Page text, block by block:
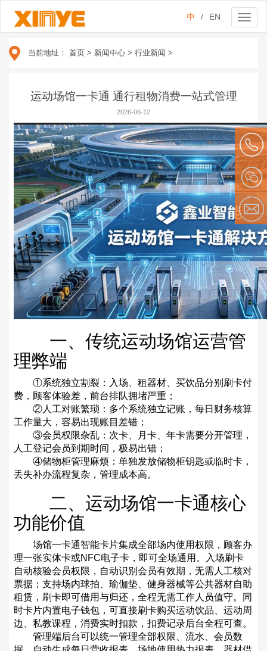
中 / EN
当前地址： 首页 > 新闻中心 > 行业新闻 >
运动场馆一卡通 通行租物消费一站式管理
2026-06-12
一、传统运动场馆运营管
理弊端
①系统独立割裂：入场、租器材、买饮品分别刷卡付
费，顾客体验差，前台排队拥堵严重；
②人工对账繁琐：多个系统独立记账，每日财务核算
工作量大，容易出现账目差错；
③会员权限杂乱：次卡、月卡、年卡需要分开管理，
人工登记会员到期时间，极易出错；
④储物柜管理麻烦：单独发放储物柜钥匙或临时卡，
丢失补办流程复杂，管理成本高。
二、运动场馆一卡通核心
功能价值
场馆一卡通智能卡片集成全部场内使用权限，顾客办
理一张实体卡或NFC电子卡，即可全场通用。入场刷卡
自动核验会员权限，自动识别会员有效期，无需人工核对
票据；支持场内球拍、瑜伽垫、健身器械等公共器材自助
租赁，刷卡即可借用与归还，全程无需工作人员值守。同
时卡片内置电子钱包，可直接刷卡购买运动饮品、运动周
边、私教课程，消费实时扣款，扣费记录后台全程可查。
管理端后台可以统一管理全部权限、流水、会员数
134 209
79610
微信
E-mail